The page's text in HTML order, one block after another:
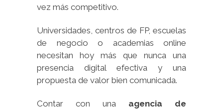
vez más competitivo.
Universidades, centros de FP, escuelas
de negocio o academias online
necesitan hoy más que nunca una
presencia digital efectiva y una
propuesta de valor bien comunicada.
Contar con una agencia de